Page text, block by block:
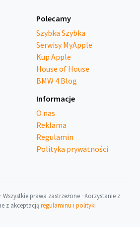
Polecamy
Szybka Szybka
Serwisy MyApple
Kup Apple
House of House
BMW 4 Blog
Informacje
O nas
Reklama
Regulamin
Polityka prywatności
Wszystkie prawa zastrzeżone · Korzystanie z
z akceptacjąregulaminu i polityki